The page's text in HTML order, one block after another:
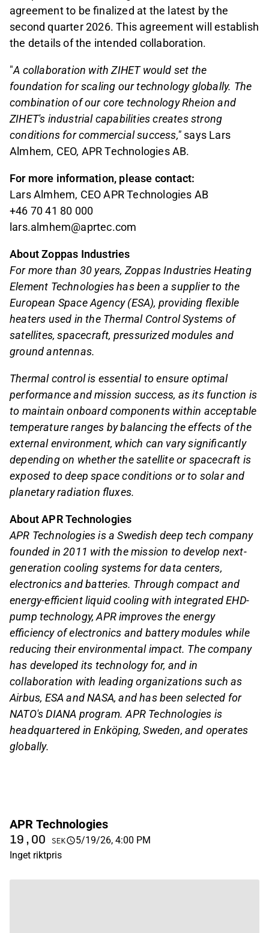
agreement to be finalized at the latest by the
second quarter 2026. This agreement will establish
the details of the intended collaboration.
"A collaboration with ZIHET would set the
foundation for scaling our technology globally. The
combination of our core technology Rheion and
ZIHET's industrial capabilities creates strong
conditions for commercial success," says Lars
Almhem, CEO, APR Technologies AB.
For more information, please contact:
Lars Almhem, CEO APR Technologies AB
+46 70 41 80 000
lars.almhem@aprtec.com
About Zoppas Industries
For more than 30 years, Zoppas Industries Heating
Element Technologies has been a supplier to the
European Space Agency (ESA), providing flexible
heaters used in the Thermal Control Systems of
satellites, spacecraft, pressurized modules and
ground antennas.
Thermal control is essential to ensure optimal
performance and mission success, as its function is
to maintain onboard components within acceptable
temperature ranges by balancing the effects of the
external environment, which can vary significantly
depending on whether the satellite or spacecraft is
exposed to deep space conditions or to solar and
planetary radiation fluxes.
About APR Technologies
APR Technologies is a Swedish deep tech company
founded in 2011 with the mission to develop next-
generation cooling systems for data centers,
electronics and batteries. Through compact and
energy-efficient liquid cooling with integrated EHD-
pump technology, APR improves the energy
efficiency of electronics and battery modules while
reducing their environmental impact. The company
has developed its technology for, and in
collaboration with leading organizations such as
Airbus, ESA and NASA, and has been selected for
NATO's DIANA program. APR Technologies is
headquartered in Enköping, Sweden, and operates
globally.
APR Technologies
19,00 SEK
5/19/26, 4:00 PM
Inget riktpris